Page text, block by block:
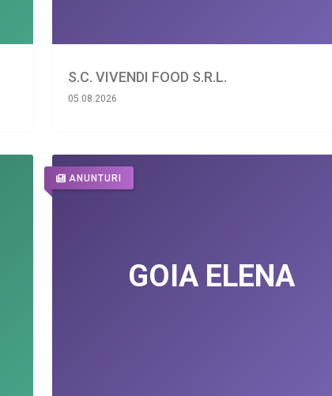
S.C. VIVENDI FOOD S.R.L.
05.08.2026
ANUNTURI